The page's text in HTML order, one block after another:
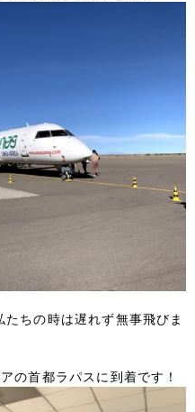
ちの時は遅れず無事飛びま
の首都ラパスに到着です！